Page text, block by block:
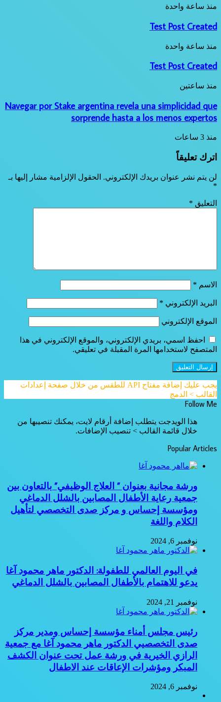
منذ ساعة واحدة
Test Post Created
منذ ساعة واحدة
Test Post Created
منذ ساعتين
Navegar por Stake argentina revela una simplicidad que
sorprende hasta a los menos expertos
منذ 3 ساعات
اترك تعليقاً
لن يتم نشر عنوان بريدك الإلكتروني. الحقول الإلزامية مشار إليها بـ
*
التعليق *
الاسم *
البريد الإلكتروني *
الموقع الإلكتروني
احفظ اسمي، بريدي الإلكتروني، والموقع الإلكتروني في هذا
المتصفح لاستخدامها المرة المقبلة في تعليقي.
يجب عليك إضافة مفتاح API للطقس من خلال صفحة إعدادات
القالب > الدمج
Follow Me
هذا الويدجت يتطلب إضافة أرقام لايت، يمكنك تنصيبها من
خلال قائمة القالب > تنصيب الإضافات.
Popular Articles
ورشة مجانية بعنوان ” العلاج الوظيفي” بالتعاون بين
جمعية رعاية الأطفال المصابين بالشلل الدماغي
ومؤسسة إحساس و مركز صدى التخصصي لتأهيل
الكلام واللغة
نوفمبر 6, 2024
في اليوم العالمي للطفولة: الدكتور ماهر محمود آغا
يدعو للاهتمام بالأطفال المصابين بالشلل الدماغي
نوفمبر 21, 2024
رئيس مجلس أمناء مؤسسة إحساس ومدير مركز
صدى التخصصيي الدكتور ماهر محمود آغا مع جمعية
الرازي الخيرية في ورشة عمل تحت عنوان الكشف
المبكر ومؤشرات الإعاقات عند الاطفال
نوفمبر 6, 2024